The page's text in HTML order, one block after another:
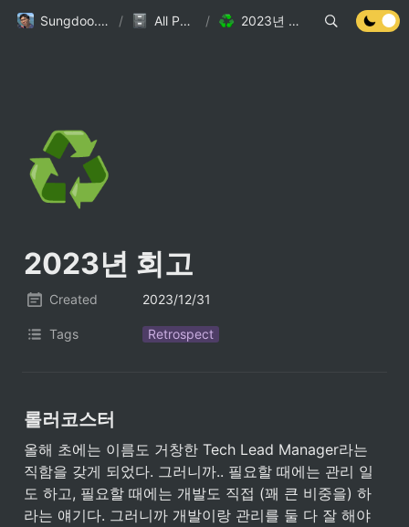
Sungdoo.dev / All Posts / 2023년 회고
♻️
2023년 회고
Created 2023/12/31
Tags Retrospect
롤러코스터
올해 초에는 이름도 거창한 Tech Lead Manager라는
직함을 갖게 되었다. 그러니까.. 필요할 때에는 관리 일
도 하고, 필요할 때에는 개발도 직접 (꽤 큰 비중을) 하
라는 얘기다. 그러니까 개발이랑 관리를 둘 다 잘 해야